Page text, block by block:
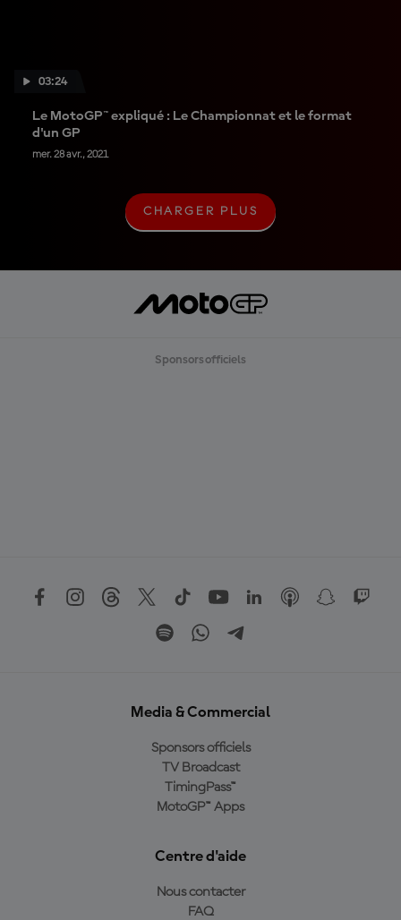
03:24
Le MotoGP™ expliqué : Le Championnat et le format
d'un GP
mer. 28 avr., 2021
C
H
E
R
U
CHARGER PLUS
Sponsors officiels
Media & Commercial
Sponsors officiels
TV Broadcast
TimingPass™
MotoGP™ Apps
Centre d'aide
Nous contacter
FAQ